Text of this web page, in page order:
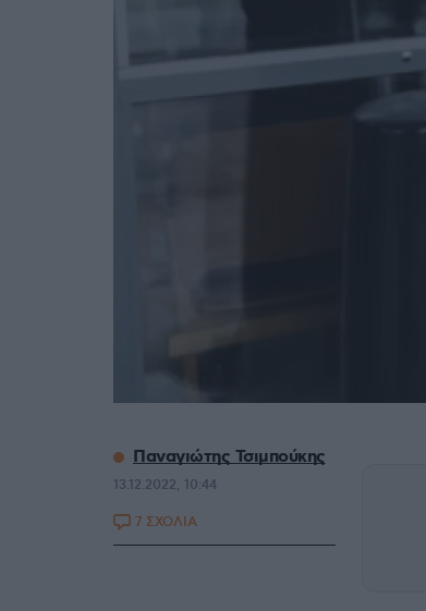
Παναγιώτης Τσιμπούκης
13.12.2022, 10:44
7 ΣΧΟΛΙΑ